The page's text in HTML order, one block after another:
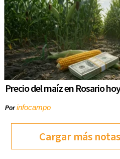
Precio del maíz en Rosario
Porinfocampo
Cargar más